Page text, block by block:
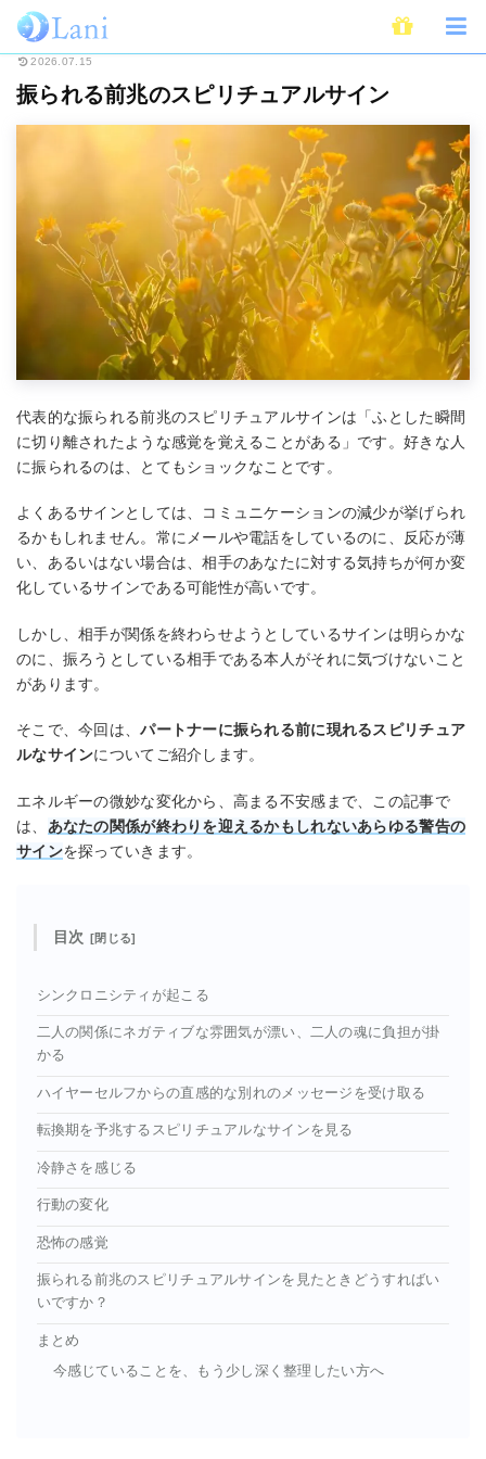
ホーム スピリチュアル 振られる前兆のスピリチュアルサイン
2026.07.15
振られる前兆のスピリチュアルサイン
代表的な振られる前兆のスピリチュアルサインは「ふとした瞬間
に切り離されたような感覚を覚えることがある」です。好きな人
に振られるのは、とてもショックなことです。
よくあるサインとしては、コミュニケーションの減少が挙げられ
るかもしれません。常にメールや電話をしているのに、反応が薄
い、あるいはない場合は、相手のあなたに対する気持ちが何か変
化しているサインである可能性が高いです。
しかし、相手が関係を終わらせようとしているサインは明らかな
のに、振ろうとしている相手である本人がそれに気づけないこと
があります。
そこで、今回は、パートナーに振られる前に現れるスピリチュア
ルなサインについてご紹介します。
エネルギーの微妙な変化から、高まる不安感まで、この記事で
は、 あなたの関係が終わりを迎えるかもしれないあらゆる警告の
サインを探っていきます。
目次
シンクロニシティが起こる
二人の関係にネガティブな雰囲気が漂い、二人の魂に負担が掛
かる
ハイヤーセルフからの直感的な別れのメッセージを受け取る
転換期を予兆するスピリチュアルなサインを見る
冷静さを感じる
行動の変化
恐怖の感覚
振られる前兆のスピリチュアルサインを見たときどうすればい
いですか？
まとめ
今感じていることを、もう少し深く整理したい方へ